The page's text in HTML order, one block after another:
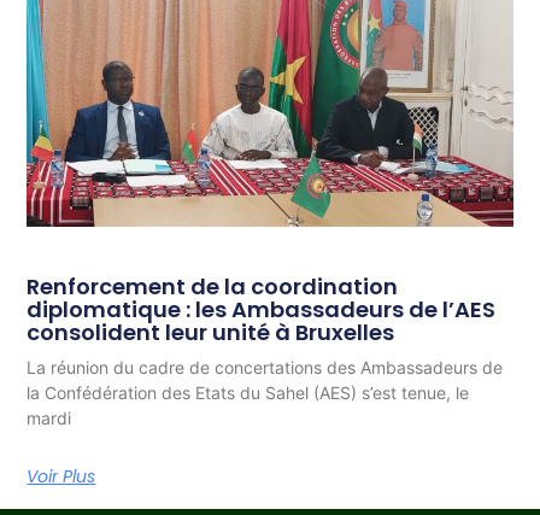
Renforcement de la coordination
diplomatique : les Ambassadeurs de l’AES
consolident leur unité à Bruxelles
La réunion du cadre de concertations des Ambassadeurs de
la Confédération des Etats du Sahel (AES) s’est tenue, le
mardi
Voir Plus